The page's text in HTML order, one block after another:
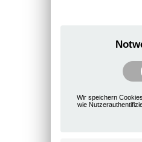
Wir speichern
wie